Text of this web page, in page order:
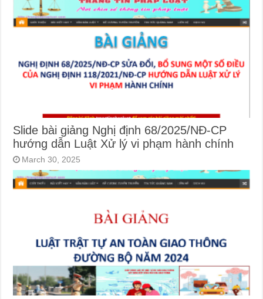
Slide bài giảng Nghị định 68/2025/NĐ-CP
hướng dẫn Luật Xử lý vi phạm hành chính
March 30, 2025